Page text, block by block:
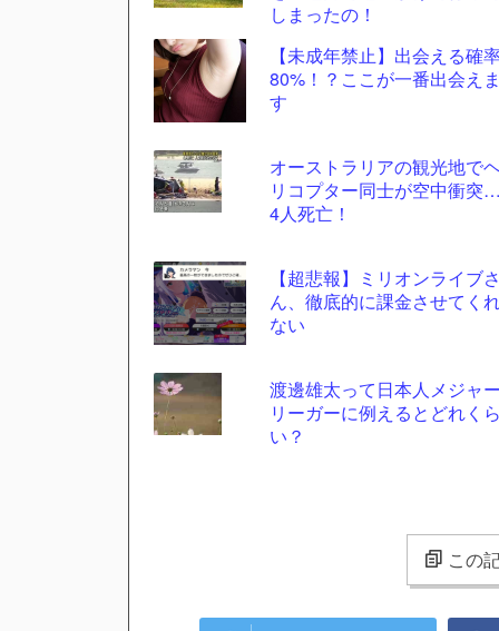
しまったの！
【未成年禁止】出会える確
80%！？ここが一番出会えま
す
オーストラリアの観光地で
リコプター同士が空中衝突…
4人死亡！
【超悲報】ミリオンライブさ
ん、徹底的に課金させてく
ない
渡邊雄太って日本人メジャー
リーガーに例えるとどれくら
い？
この